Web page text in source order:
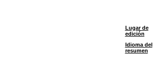
Lugar de
edición
Idioma del
resumen